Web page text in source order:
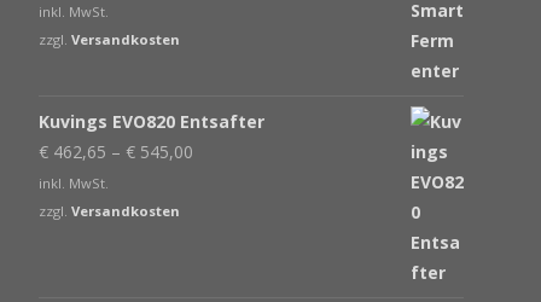
inkl. MwSt.
zzgl. Versandkosten
Kuvings EVO820 Entsafter
€ 462,65 – € 545,00
inkl. MwSt.
zzgl. Versandkosten